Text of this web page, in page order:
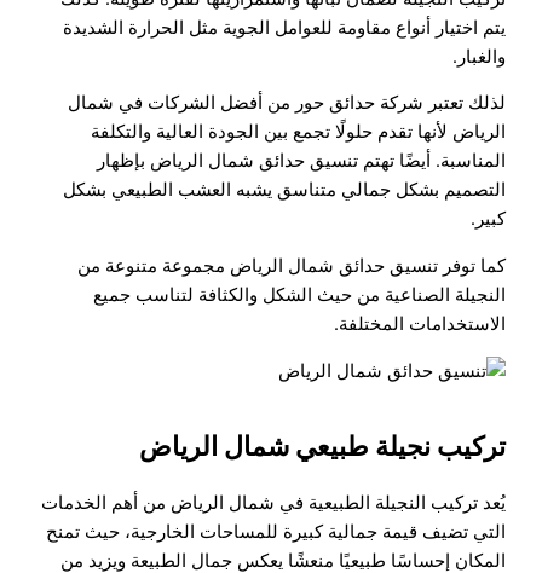
يتم اختيار أنواع مقاومة للعوامل الجوية مثل الحرارة الشديدة
والغبار.
لذلك تعتبر شركة حدائق حور من أفضل الشركات في شمال
الرياض لأنها تقدم حلولًا تجمع بين الجودة العالية والتكلفة
المناسبة. أيضًا تهتم تنسيق حدائق شمال الرياض بإظهار
التصميم بشكل جمالي متناسق يشبه العشب الطبيعي بشكل
كبير.
كما توفر تنسيق حدائق شمال الرياض مجموعة متنوعة من
النجيلة الصناعية من حيث الشكل والكثافة لتناسب جميع
الاستخدامات المختلفة.
تركيب نجيلة طبيعي شمال الرياض
يُعد تركيب النجيلة الطبيعية في شمال الرياض من أهم الخدمات
التي تضيف قيمة جمالية كبيرة للمساحات الخارجية، حيث تمنح
المكان إحساسًا طبيعيًا منعشًا يعكس جمال الطبيعة ويزيد من